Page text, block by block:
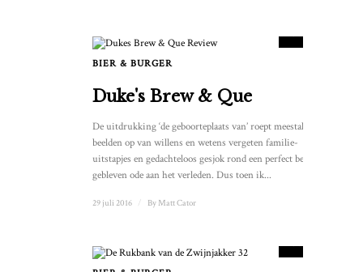
SCORE
BIER & BURGER
Duke's Brew & Que
De uitdrukking ‘de geboorteplaats van’ roept meestal
beelden op van willens en wetens vergeten familie-
uitstapjes en gedachteloos gesjok rond een perfect bewaard
gebleven ode aan het verleden. Dus toen ik...
29 juli 2016 By Matt Cator
SCORE